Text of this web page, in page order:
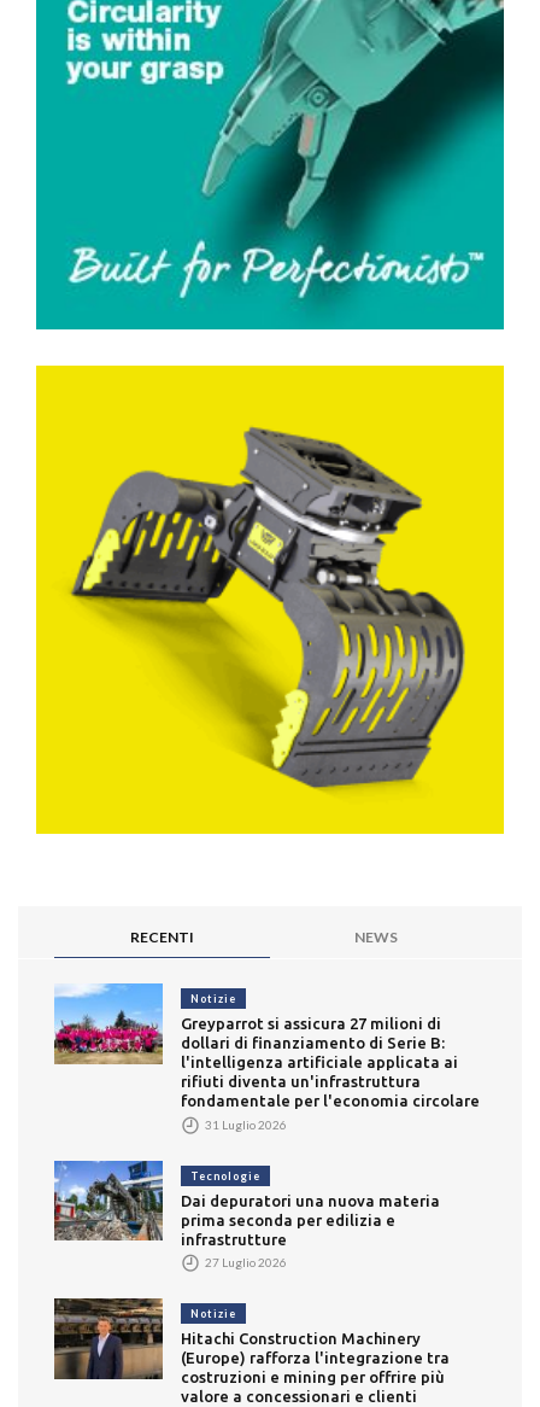
RECENTI NEWS
Notizie
Greyparrot si assicura 27 milioni di
dollari di finanziamento di Serie B:
l'intelligenza artificiale applicata ai
rifiuti diventa un'infrastruttura
fondamentale per l'economia circolare
31 Luglio 2026
Tecnologie
Dai depuratori una nuova materia
prima seconda per edilizia e
infrastrutture
27 Luglio 2026
Notizie
Hitachi Construction Machinery
(Europe) rafforza l'integrazione tra
costruzioni e mining per offrire più
valore a concessionari e clienti